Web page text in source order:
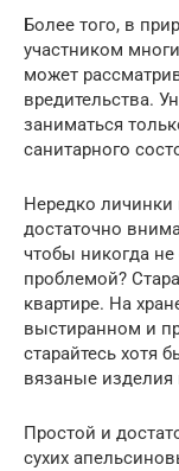
Более того, в
участником
может
вредительства.
заниматься
санитарного
Нередко
достаточно
чтобы никогда не
проблемой?
квартире. На
выстиранном и
старайтесь хотя
вязаные
Простой и
сухих